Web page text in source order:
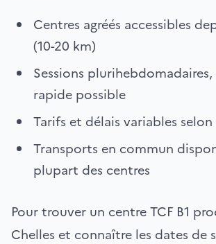
Centres agréés accessibles
(10-20 km)
Sessions
rapide possible
Tarifs et délais variables
Transports en commun
plupart des centres
Pour trouver un centre TCF B1
Chelles et connaître les dates de